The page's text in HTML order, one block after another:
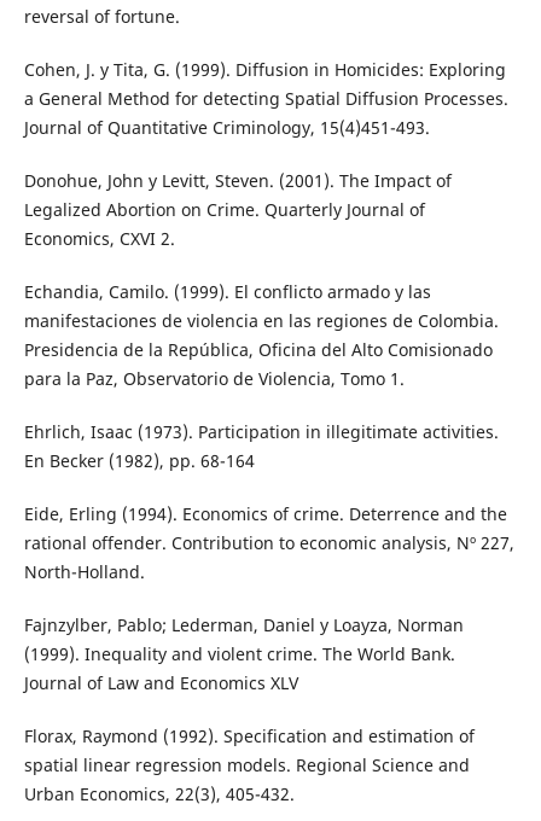
reversal of fortune.
Cohen, J. y Tita, G. (1999). Diffusion in Homicides: Exploring
a General Method for detecting Spatial Diffusion Processes.
Journal of Quantitative Criminology, 15(4)451-493.
Donohue, John y Levitt, Steven. (2001). The Impact of
Legalized Abortion on Crime. Quarterly Journal of
Economics, CXVI 2.
Echandia, Camilo. (1999). El conflicto armado y las
manifestaciones de violencia en las regiones de Colombia.
Presidencia de la República, Oficina del Alto Comisionado
para la Paz, Observatorio de Violencia, Tomo 1.
Ehrlich, Isaac (1973). Participation in illegitimate activities.
En Becker (1982), pp. 68-164
Eide, Erling (1994). Economics of crime. Deterrence and the
rational offender. Contribution to economic analysis, Nº 227,
North-Holland.
Fajnzylber, Pablo; Lederman, Daniel y Loayza, Norman
(1999). Inequality and violent crime. The World Bank.
Journal of Law and Economics XLV
Florax, Raymond (1992). Specification and estimation of
spatial linear regression models. Regional Science and
Urban Economics, 22(3), 405-432.